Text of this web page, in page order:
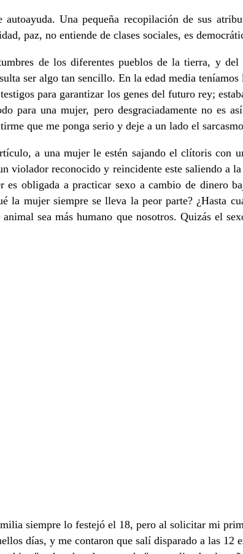
Una pequeña recopilación de sus
paz, no entiende de clases sociales, es
de los diferentes pueblos de la tierra, y
ser algo tan sencillo. En la edad media
para garantizar los genes del futuro rey;
para una mujer, pero desgraciadamente no es
que me ponga serio y deje a un lado el
a una mujer le estén sajando el clítoris con
violador reconocido y reincidente este saliendo a
obligada a practicar sexo a cambio de dinero
la mujer siempre se lleva la peor parte? ¿Hasta
sea más humano que nosotros. Quizás el
siempre lo festejó el 18, pero al solicitar mi
días, y me contaron que salí disparado a las